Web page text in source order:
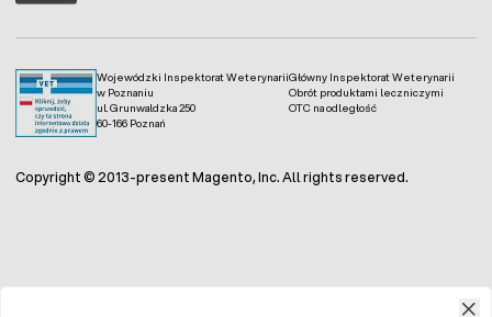
Wojewódzki Inspektorat Weterynarii
w Poznaniu
ul. Grunwaldzka 250
60-166 Poznań
Główny Inspektorat Weterynarii
Obrót produktami leczniczymi
OTC na odległość
Copyright © 2013-present Magento, Inc. All rights reserved.